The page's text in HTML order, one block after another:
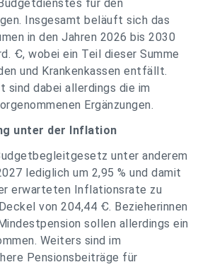
für den
Insgesamt beläuft sich das
in den Jahren 2026 bis 2030
Ꞓ, wobei ein Teil dieser Summe
und Krankenkassen entfällt.
sind dabei allerdings die im
Ergänzungen.
unter der Inflation
unter anderem
lediglich um 2,95 % und damit
erwarteten Inflationsrate zu
von 204,44 Ꞓ. Bezieherinnen
sollen allerdings ein
Weiters sind im
Pensionsbeiträge für